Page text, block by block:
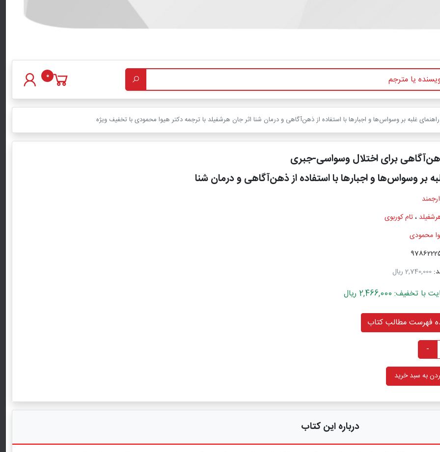
0
غلبه بر وسواس‌ها و اجبارها با استفاده از ذهن‌آگاهی و درمان شنا اثر جان هرشفیلد با ترجمه دکتر هیوا محمودی با تخفیف ویژه
برای اختلال وسواسی-جبری
بر وسواس‌ها و اجبارها با استفاده از ذهن‌آگاهی و درمان شنا
،تام کوربوی
محمودی
2,740,000 ریال
2,466,000 ریال
فهرست مطالب کتاب
-
به سبد خرید
درباره این کتاب